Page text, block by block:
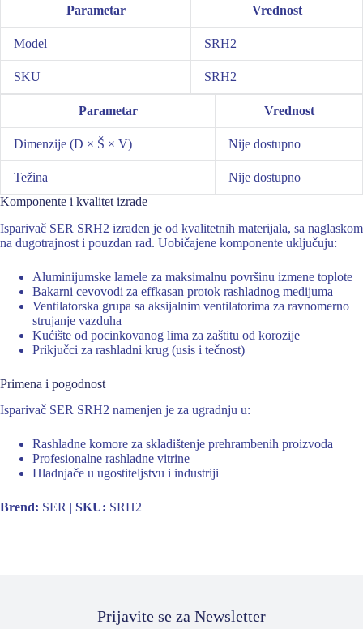
Parametar Vrednost
Model SRH2
SKU SRH2
Parametar Vrednost
Dimenzije (D × Š × V) Nije dostupno
Težina
Nije dostupno
Komponente i kvalitet izrade
Isparivač SER SRH2 izrađen je od kvalitetnih materijala, sa naglaskom
na dugotrajnost i pouzdan rad. Uobičajene komponente uključuju:
Aluminijumske lamele za maksimalnu površinu izmene toplote
Bakarni cevovodi za effkasan protok rashladnog medijuma
Ventilatorska grupa sa aksijalnim ventilatorima za ravnomerno
strujanje vazduha
Kućište od pocinkovanog lima za zaštitu od korozije
Prikjučci za rashladni krug (usis i tečnost)
Primena i pogodnost
Isparivač SER SRH2 namenjen je za ugradnju u:
Rashladne komore za skladištenje prehrambenih proizvoda
Profesionalne rashladne vitrine
Hladnjače u ugostiteljstvu i industriji
Brend: SER | SKU: SRH2
Prijavite se za Newsletter